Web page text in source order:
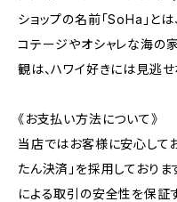
ショップの名前「SoHa」と
コテージやオシャレな海の
観は、ハワイ好きには見逃
《お支払い方法について》
当店ではお客様に安心して
たん決済」を採用しておりま
による取引の安全性を保証